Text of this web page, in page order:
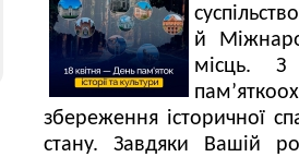
й
місць. З
збереження історичної
стану. Завдяки Вашій